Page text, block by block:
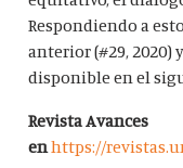
Respondiendo a
anterior (#29, 2020)
disponible en el
Revista Avances
enhttps://